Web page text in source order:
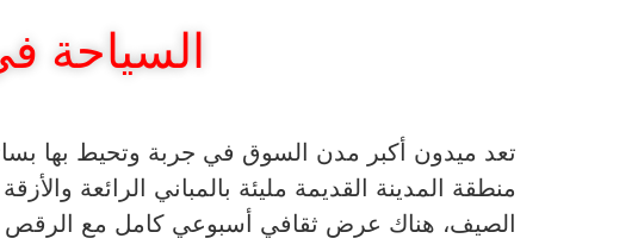
السياحة
تعد ميدون أكبر مدن السوق في جربة وتحيط بها
منطقة المدينة القديمة مليئة بالمباني الرائعة
الصيف، هناك عرض ثقافي أسبوعي كامل مع الرقص